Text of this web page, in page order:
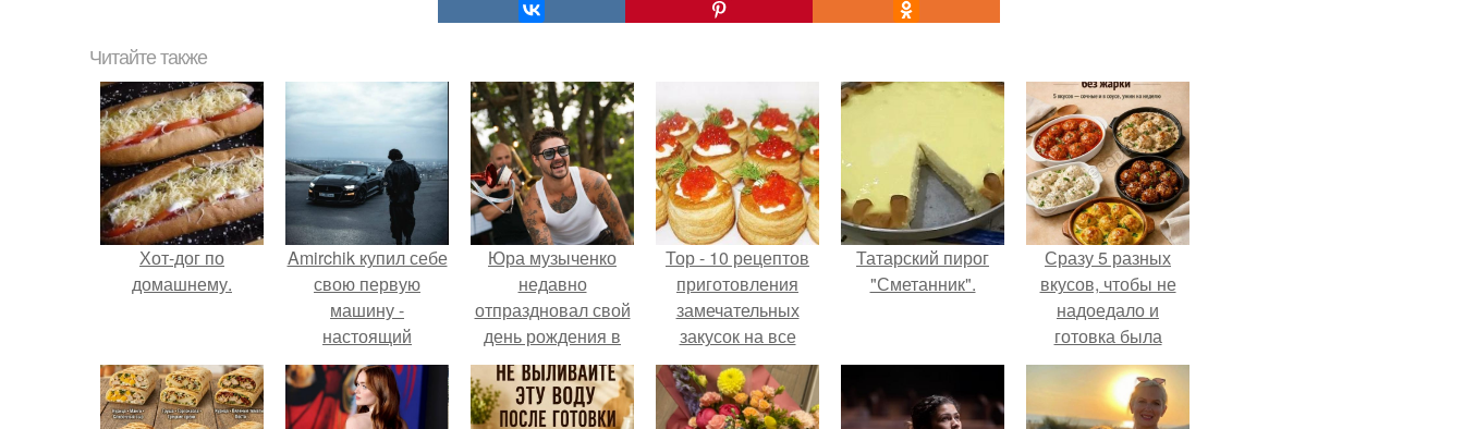
Читайте также
Хот-дог по
домашнему.
Amirchik купил себе
свою первую
машину -
настоящий
автомобиль мечты
для многих
автолюбителей.
Юра музыченко
недавно
отпраздновал свой
день рождения в
кругу самых
близких и родных
людей.
Тор - 10 рецептов
приготовления
замечательных
закусок на все
праздники.
Татарский пирог
"Сметанник".
Сразу 5 разных
вкусов, чтобы не
надоедало и
готовка была
проще.